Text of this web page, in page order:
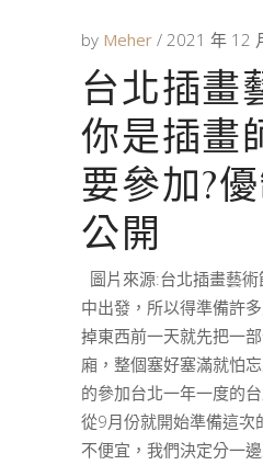
by Meher 2021 年 12
台北插畫
你是插畫
要參加?
公開
圖片來源:台北插畫藝
中出發，所以得準備許
掉東西前一天就先把一
廂，整個塞好塞滿就怕
的參加台北一年一度的
從9月份就開始準備這次
不便宜，我們決定分一